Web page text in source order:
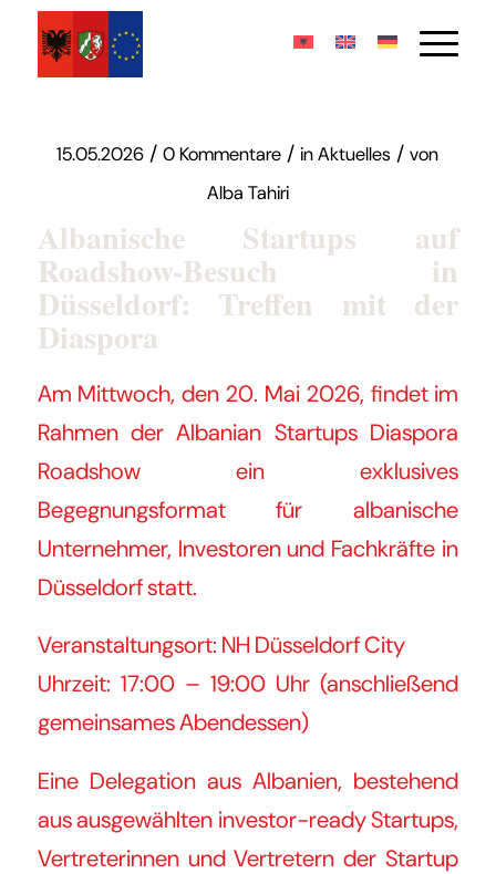
15.05.2026 / 0 Kommentare / inAktuelles / von
Alba Tahiri
Albanische Startups auf
Roadshow-Besuch in
Düsseldorf: Treffen mit der
Diaspora
Am Mittwoch, den 20. Mai 2026, findet im
Rahmen der Albanian Startups Diaspora
Roadshow ein exklusives
Begegnungsformat für albanische
Unternehmer, Investoren und Fachkräfte in
Düsseldorf statt.
Veranstaltungsort: NH Düsseldorf City
Uhrzeit: 17:00 – 19:00 Uhr (anschließend
gemeinsames Abendessen)
Eine Delegation aus Albanien, bestehend
aus ausgewählten investor-ready Startups,
Vertreterinnen und Vertretern der Startup